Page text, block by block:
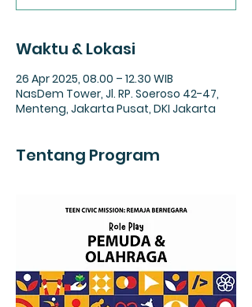
Waktu & Lokasi
26 Apr 2025, 08.00 – 12.30 WIB
NasDem Tower, Jl. RP. Soeroso 42-47,
Menteng, Jakarta Pusat, DKI Jakarta
Tentang Program